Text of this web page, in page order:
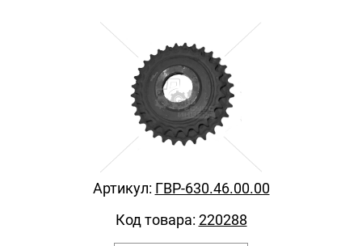
Артикул: ГВР-630.46.00.00
Код товара: 220288